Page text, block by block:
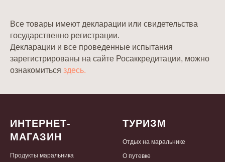
Все товары имеют декларации или свидетельства
государственно регистрации.
Декларации и все проведенные испытания
зарегистрированы на сайте Росаккредитации, можно
ознакомиться здесь.
ИНТЕРНЕТ-
МАГАЗИН
Продукты маральника
ТУРИЗМ
Отдых на маральнике
О путевке